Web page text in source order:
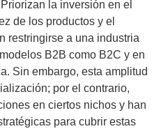
la inversión en el
de los productos y el
restringirse a una industria
B2B como B2C y en
Sin embargo, esta amplitud
por el contrario,
en ciertos nichos y han
para cubrir estas